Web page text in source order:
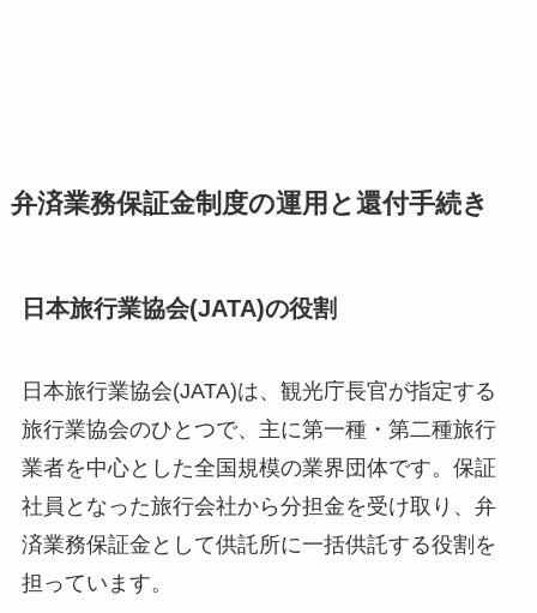
弁済業務保証金制度の運用と還付手続き
日本旅行業協会(JATA)の役割
日本旅行業協会(JATA)は、観光庁長官が指定する
旅行業協会のひとつで、主に第一種・第二種旅行
業者を中心とした全国規模の業界団体です。保証
社員となった旅行会社から分担金を受け取り、弁
済業務保証金として供託所に一括供託する役割を
担っています。